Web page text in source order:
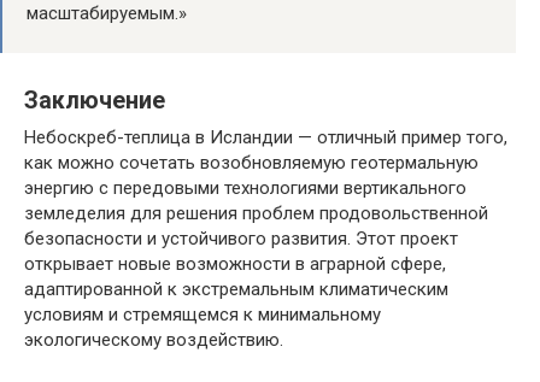
масштабируемым.»
Заключение
Небоскреб-теплица в Исландии — отличный пример того,
как можно сочетать возобновляемую геотермальную
энергию с передовыми технологиями вертикального
земледелия для решения проблем продовольственной
безопасности и устойчивого развития. Этот проект
открывает новые возможности в аграрной сфере,
адаптированной к экстремальным климатическим
условиям и стремящемся к минимальному
экологическому воздействию.